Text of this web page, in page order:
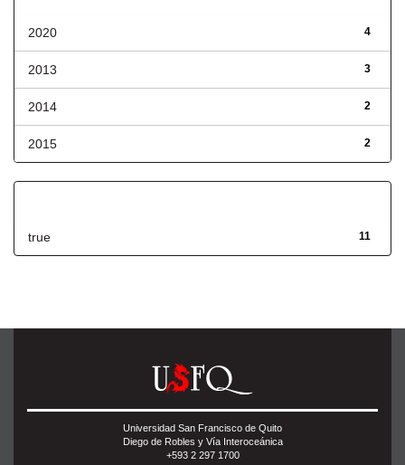
4
2020
3
2013
2
2014
2
2015
11
true
Universidad San Francisco de Quito
Diego de Robles y Vía Interoceánica
+593 2 297 1700